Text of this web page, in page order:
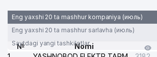
33
ALFA MIKROKREDIT TASHKILOT
MChJ
Eng yaxshi 20 ta mashhur kompaniya (июль)
Eng yaxshi 20 ta mashhur sarlavha (июль)
Saytdagi yangi tashkilotlar
№
Nomi